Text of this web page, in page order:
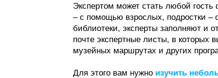
Экспертом может стать любой
– с помощью взрослых, подростки –
библиотеки, эксперты заполняют и
почте экспертные листы, в которых
музейных маршрутах и других
Для этого вам нужно изучить